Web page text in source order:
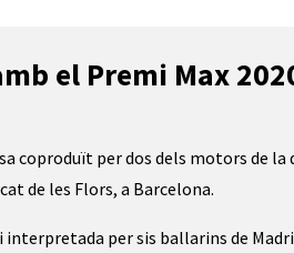
el Premi Max
coproduït per dos dels motors de
de les Flors, a Barcelona.
i interpretada per sis ballarins de